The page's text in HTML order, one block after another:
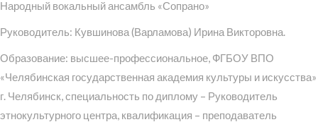
Народный вокальный ансамбль «Сопрано»
Руководитель: Кувшинова (Варламова) Ирина Викторовна.
Образование: высшее-профессиональное, ФГБОУ ВПО
«Челябинская государственная академия культуры и искусства»
г. Челябинск, специальность по диплому – Руководитель
этнокультурного центра, квалификация – преподаватель